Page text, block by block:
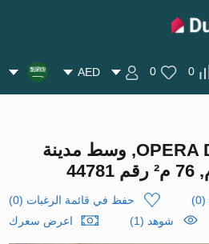
0
0
AED
شقة في OPERA DISTRICT, وسط مدينة
(
0
) حفظ في قائمة الرغبات (
0
)
شوهد (1)
اعرض سعرك